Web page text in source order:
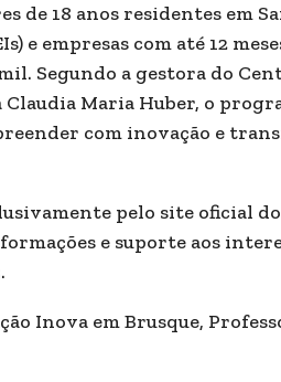
de 18 anos residentes em
e empresas com até 12
Segundo a gestora do
Maria Huber, o
com inovação e
pelo site oficial
e suporte aos
Inova em Brusque,